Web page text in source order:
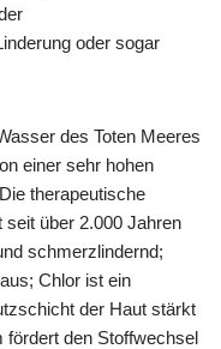
oder sogar
des Toten Meeres
einer sehr hohen
therapeutische
über 2.000 Jahren
schmerzlindernd;
Chlor ist ein
der Haut stärkt
fördert den Stoffwechsel